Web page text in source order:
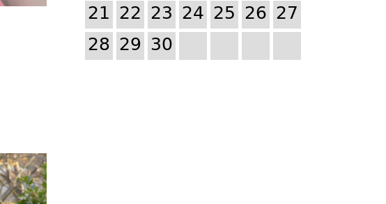
21 22 23 24 25 26 27
28 29 30